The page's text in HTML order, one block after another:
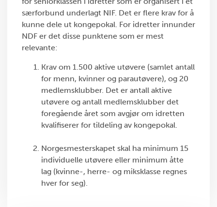
særforbund underlagt NIF. Det er flere krav for å
kunne dele ut kongepokal. For idretter innunder
NDF er det disse punktene som er mest
relevante:
Krav om 1.500 aktive utøvere (samlet antall
for menn, kvinner og parautøvere), og 20
medlemsklubber. Det er antall aktive
utøvere og antall medlemsklubber det
foregående året som avgjør om idretten
kvalifiserer for tildeling av kongepokal.
Norgesmesterskapet skal ha minimum 15
individuelle utøvere eller minimum åtte
lag (kvinne-, herre- og miksklasse regnes
hver for seg).